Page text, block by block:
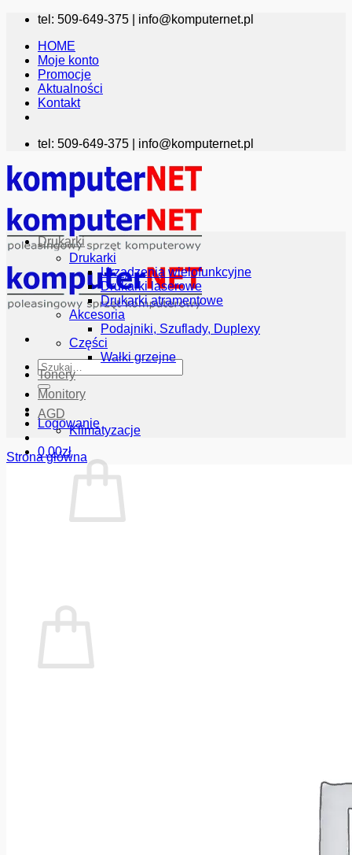
Przewiń
zawartości
tel: 509-649-375 | info@komputernet.pl
HOME
Moje konto
Promocje
Aktualności
Kontakt
tel: 509-649-375 | info@komputernet.pl
Szukaj:
Logowanie
0.00zł
Drukarki
Drukarki
Urządzenia wielofunkcyjne
Drukarki laserowe
Drukarki atramentowe
Akcesoria
Podajniki, Szuflady, Duplexy
Części
Wałki grzejne
Tonery
Monitory
AGD
Klimatyzacje
Strona główna